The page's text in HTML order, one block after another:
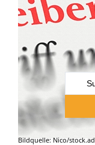
Search
...
Bildquelle: Nico/